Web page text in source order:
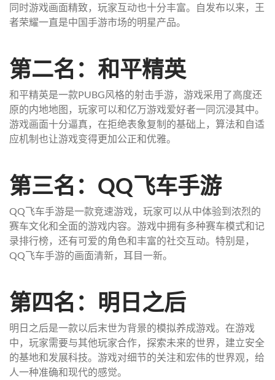
同时游戏画面精致，玩家互动也十分丰富。自发布以来，王
者荣耀一直是中国手游市场的明星产品。
第二名：和平精英
和平精英是一款PUBG风格的射击手游，游戏采用了高度还
原的内地地图，玩家可以和亿万游戏爱好者一同沉浸其中。
游戏画面十分逼真，在拒绝表象复制的基础上，算法和自适
应机制也让游戏变得更加公正和优雅。
第三名：QQ飞车手游
QQ飞车手游是一款竞速游戏，玩家可以从中体验到浓烈的
赛车文化和全面的游戏内容。游戏中拥有多种赛车模式和记
录排行榜，还有可爱的角色和丰富的社交互动。特别是，
QQ飞车手游的画面清新，耳目一新。
第四名：明日之后
明日之后是一款以后末世为背景的模拟养成游戏。在游戏
中，玩家需要与其他玩家合作，探索未来的世界，建立安全
的基地和发展科技。游戏对细节的关注和宏伟的世界观，给
人一种准确和现代的感觉。